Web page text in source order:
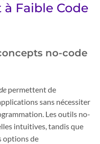
à Faible Code
no-code
permettent de
sans nécessiter
Les outils no-
intuitives, tandis que
options de